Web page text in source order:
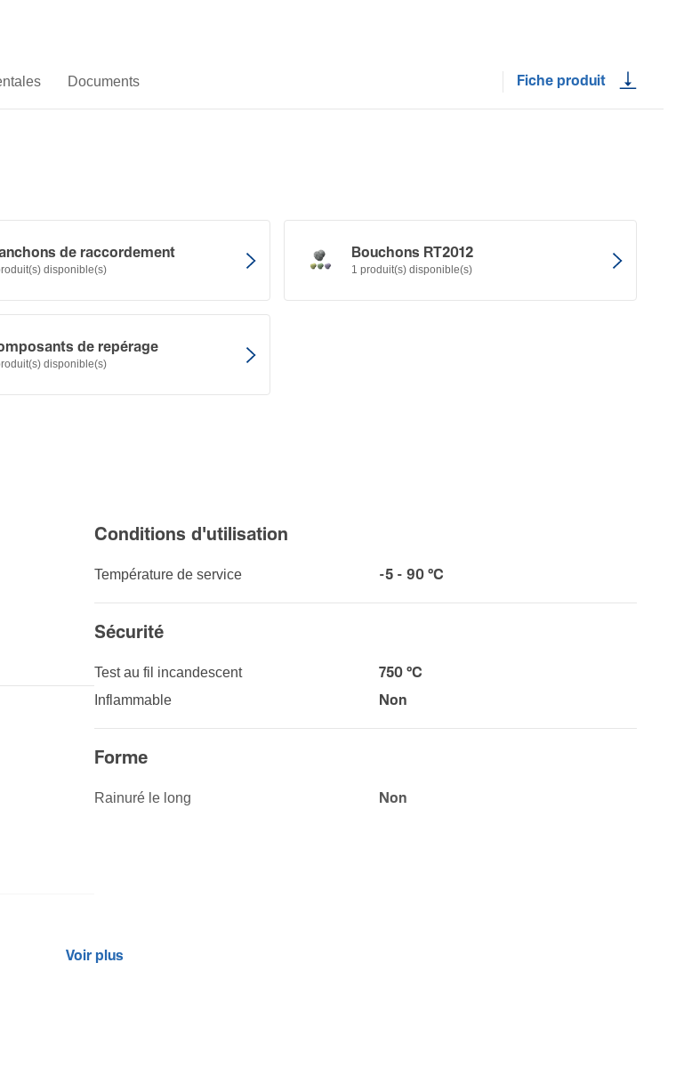
Documents Fiche produit
de raccor­de­ment
disponible(s)
Bouchons RT2012
1 produit(s) disponible(s)
de repérage
disponible(s)
Condi­tions d'uti­li­sa­tion
Tempé­ra­ture de service -5 - 90 °C
Sécu­rité
Test au fil incan­des­cent
750 °C
Inflam­mable
Non
Forme
Rainuré le long Non
Voir plus